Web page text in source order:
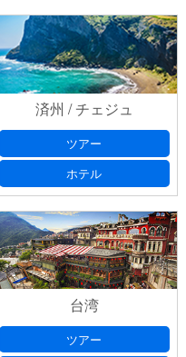
済州 / チェジュ
ツアー
ホテル
台湾
ツアー